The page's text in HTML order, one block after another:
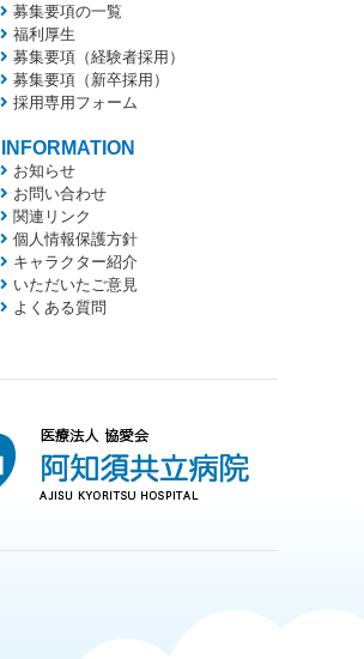
募集要項の一覧
福利厚生
募集要項（経験者採用）
募集要項（新卒採用）
採用専用フォーム
INFORMATION
お知らせ
お問い合わせ
関連リンク
個人情報保護方針
キャラクター紹介
いただいたご意見
よくある質問